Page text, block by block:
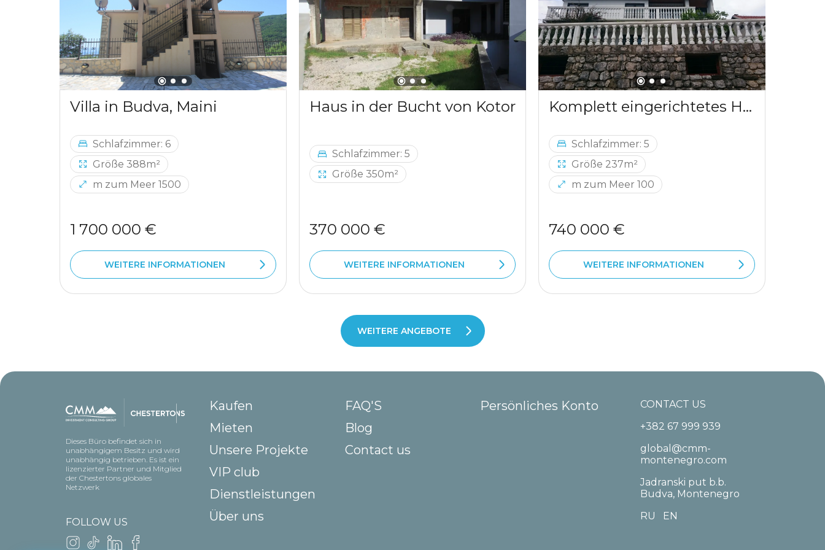
Villa in Budva, Maini
Schlafzimmer: 6
Größe 388m²
m zum Meer 1500
1 700 000 €
WEITERE INFORMATIONEN
Haus in der Bucht von Kotor
Schlafzimmer: 5
Größe 350m²
370 000 €
WEITERE INFORMATIONEN
Komplett eingerichtetes Haus in Dobra Voda
Schlafzimmer: 5
Größe 237m²
m zum Meer 100
740 000 €
WEITERE INFORMATIONEN
WEITERE ANGEBOTE
Dieses Büro befindet sich in
unabhängigem Besitz und wird
unabhängig betrieben. Es ist ein
lizenzierter Partner und Mitglied
der Chestertons globales
Netzwerk
Kaufen
Mieten
Unsere Projekte
VIP club
Dienstleistungen
Über uns
FAQ'S
Blog
Contact us
Persönliches Konto
CONTACT US
+382 67 999 939
global@cmm-
montenegro.com
Jadranski put b.b.
Budva, Montenegro
RU
EN
FOLLOW US